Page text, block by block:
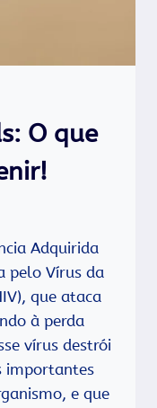
O que
Adquirida
pelo Vírus da
que ataca
à perda
vírus destrói
importantes
e que